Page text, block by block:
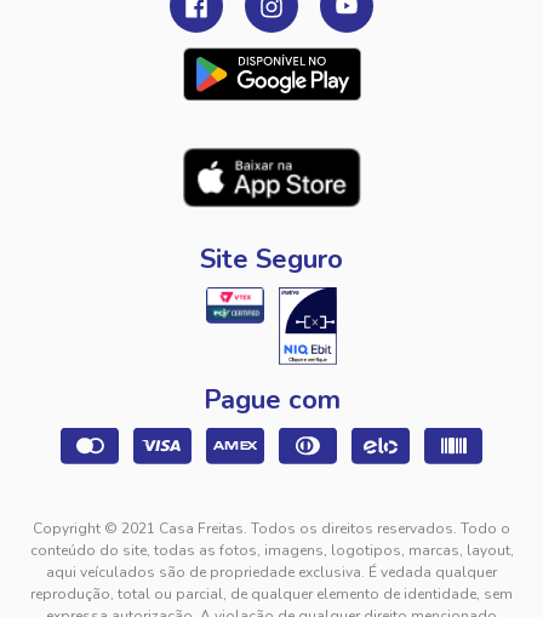
Site Seguro
Pague com
Copyright © 2021 Casa Freitas. Todos os direitos reservados. Todo o
conteúdo do site, todas as fotos, imagens, logotipos, marcas, layout,
aqui veículados são de propriedade exclusiva. É vedada qualquer
reprodução, total ou parcial, de qualquer elemento de identidade, sem